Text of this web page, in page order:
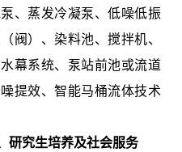
、蒸发冷凝泵、低噪低振
阀）、染料池、搅拌机、
幕系统、泵站前池或流道
提效、智能马桶流体技术
研究生培养及社会服务